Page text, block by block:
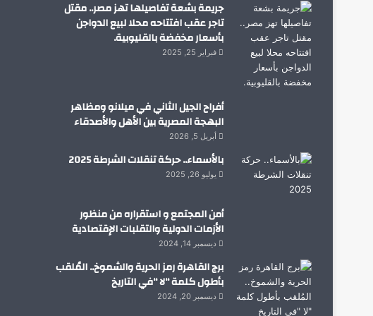
جريمة بشعة تفاصيلها تهز مصر.. مقتل
تاجر عقب افتتاحه محلا لبيع الدواجن
بأسعار مخفضة بالقليوبية.
فبراير 25, 2025
أفراح الجيل الثاني في ميلانو ومظاهر
البهجة المصرية بين الأهل والأصدقاء
أبريل 5, 2026
بالأسماء.. حركة تنقلات الشرطة 2025
يوليو 26, 2025
أمن المجتمع و استقراره من منظور
الأزمات الدولية والتقلبات الإقتصادية
ديسمبر 14, 2024
برج القاهرة رمز الحرية والشموخ.. المُلقب
بأطول كلمة “لا “في التاريخ
ديسمبر 20, 2024